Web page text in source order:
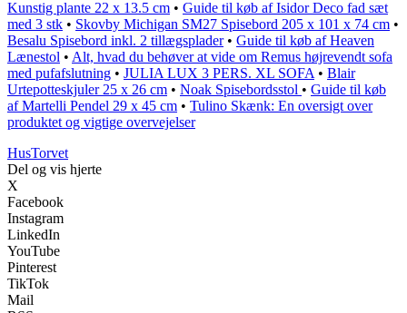
Kunstig plante 22 x 13.5 cm • Guide til køb af Isidor Deco fad sæt
med 3 stk • Skovby Michigan SM27 Spisebord 205 x 101 x 74 cm •
Besalu Spisebord inkl. 2 tillægsplader• Guide til køb af Heaven
Lænestol • Alt, hvad du behøver at vide om Remus højrevendt sofa
med pufafslutning • JULIA LUX 3 PERS. XL SOFA • Blair
Urtepotteskjuler 25 x 26 cm • Noak Spisebordsstol • Guide til køb
af Martelli Pendel 29 x 45 cm • Tulino Skænk: En oversigt over
produktet og vigtige overvejelser
HusTorvet
Del og vis hjerte
X
Facebook
Instagram
LinkedIn
YouTube
Pinterest
TikTok
Mail